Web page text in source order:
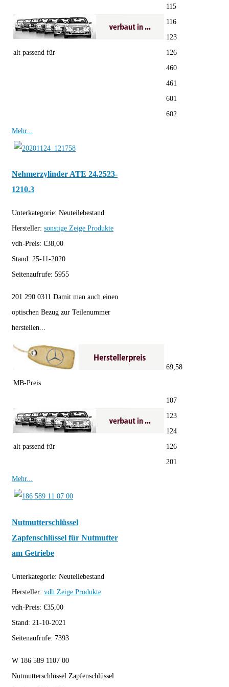
alt passend für
115
116
123
126
460
461
601
602
Mehr...
Nehmerzylinder ATE 24.2523-
1210.3
Unterkategorie: Neuteilebestand
Hersteller: sonstige Zeige Produkte
vdh-Preis: €38,00
Stand: 25-11-2020
Seitenaufrufe: 5955
201 290 0311 Damit man auch einen
optischen Bezug zur Teilenummer
herstellen...
MB-Preis
69,58
alt passend für
107
123
124
126
201
Mehr...
Nutmutterschlüssel
Zapfenschlüssel für Nutmutter
am Getriebe
Unterkategorie: Neuteilebestand
Hersteller: vdh Zeige Produkte
vdh-Preis: €35,00
Stand: 21-10-2021
Seitenaufrufe: 7393
W 186 589 1107 00
Nutmutterschlüssel Zapfenschlüssel